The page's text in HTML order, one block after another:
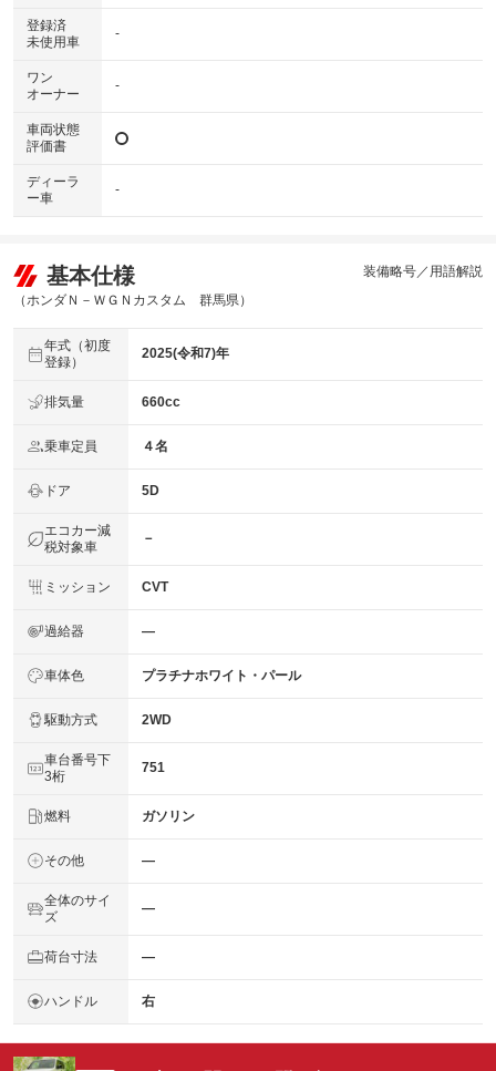
登録済
未使用車
-
ワン
オーナー
-
車両状態
評価書
ディーラ
ー車
-
基本仕様
（ホンダＮ－ＷＧＮカスタム 群馬県）
装備略号／用語解説
年式（初度
登録）
2025(令和7)年
排気量 660cc
乗車定員 ４名
ドア 5D
エコカー減
税対象車
－
ミッション CVT
過給器 ―
車体色 プラチナホワイト・パール
駆動方式 2WD
車台番号下
3桁
751
燃料 ガソリン
その他 ―
全体のサイ
ズ
―
荷台寸法 ―
ハンドル 右